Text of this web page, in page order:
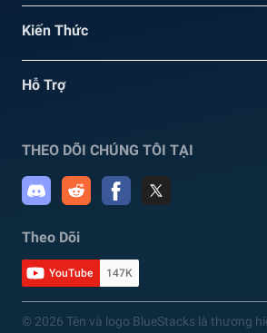
Kiến Thức
Hỗ Trợ
THEO DÕI CHÚNG TÔI TẠI
Theo Dõi
YouTube 147K
© 2026 Tên và logo BlueStacks là thương